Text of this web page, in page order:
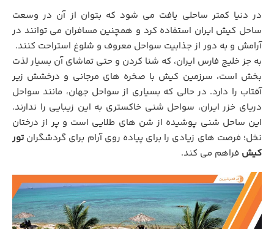
در دنیا کمتر ساحلی یافت می شود که بتوان از آن در وسعت
ساحل کیش ایران استفاده کرد و همچنین مسافران می توانند در
آرامش و به دور از جذابیت سواحل معروف و شلوغ استراحت کنند.
به جز خلیج فارس ایران، که شنا کردن و حتی تماشای آن بسیار لذت
بخش است، سرزمین کیش با صخره های مرجانی و درخشش زیر
آفتاب را دارد. در حالی که بسیاری از سواحل جهان، مانند سواحل
دریای خزر ایران، سواحل شنی خاکستری به این زیبایی را ندارند.
این ساحل شنی پوشیده از شن های طلایی است و پر از درختان
نخل؛ فرصت های زیادی را برای پیاده روی آرام برای گردشگران تور
کیش فراهم می کند.